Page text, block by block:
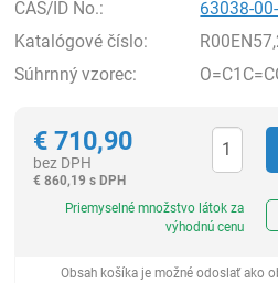
CAS/ID No.:
63038-
Katalógové číslo:
Súhrnný vzorec:
€ 710,90
bez DPH
€ 860,19 s DPH
Priemyselné množstvo látok za
výhodnú cenu
Obsah košíka je možné odoslať ako